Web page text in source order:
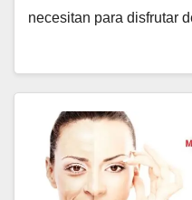
necesitan para disfrutar